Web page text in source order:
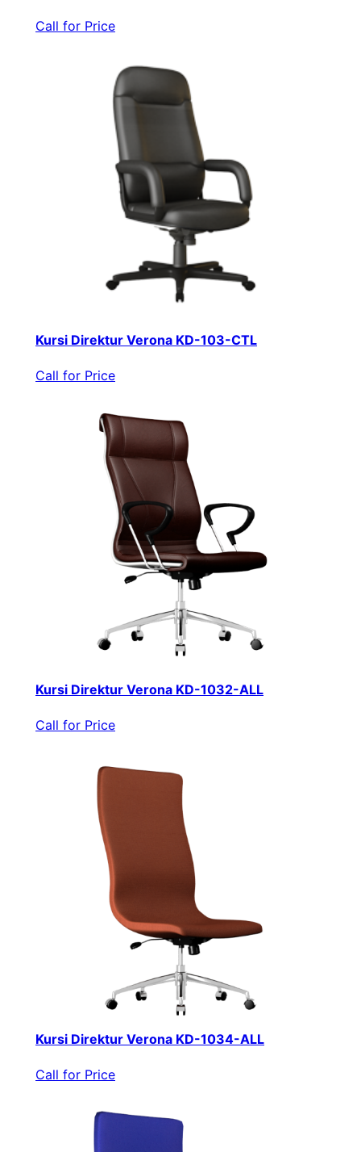
Call for Price
Kursi Direktur Verona KD-103-CTL
Call for Price
Kursi Direktur Verona KD-1032-ALL
Call for Price
Kursi Direktur Verona KD-1034-ALL
Call for Price